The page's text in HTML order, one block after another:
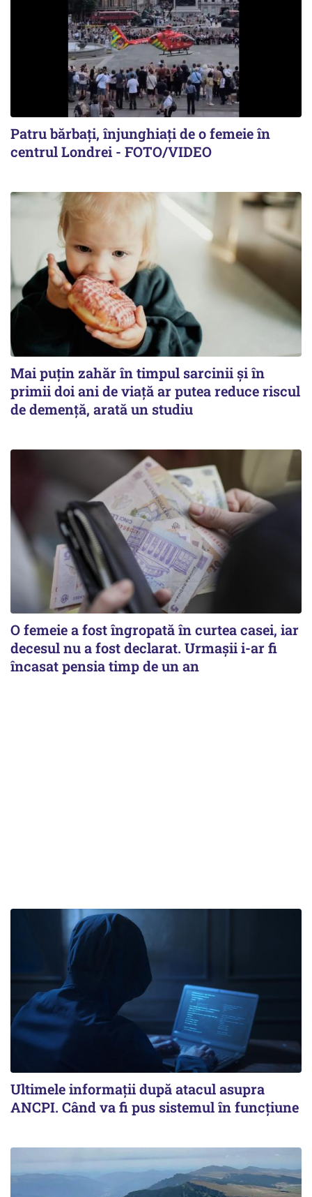
Patru bărbați, înjunghiați de o femeie în
centrul Londrei - FOTO/VIDEO
Mai puțin zahăr în timpul sarcinii și în
primii doi ani de viață ar putea reduce riscul
de demență, arată un studiu
O femeie a fost îngropată în curtea casei, iar
decesul nu a fost declarat. Urmașii i-ar fi
încasat pensia timp de un an
Ultimele informații după atacul asupra
ANCPI. Când va fi pus sistemul în funcțiune